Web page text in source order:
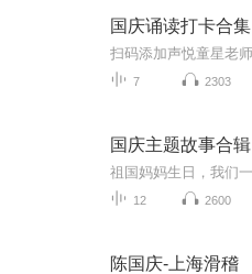
国庆诵读打卡合集
7 2303
国庆主题故事合辑
12 2600
陈国庆-上海滑稽